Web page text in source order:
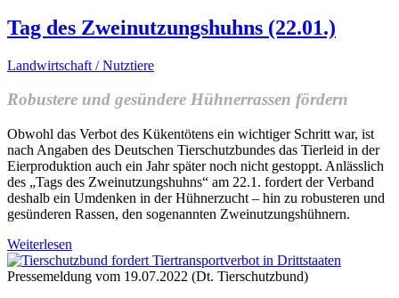
Tag des Zweinutzungshuhns (22.01.)
Landwirtschaft / Nutztiere
Robustere und gesündere Hühnerrassen fördern
Obwohl das Verbot des Kükentötens ein wichtiger Schritt war, ist
nach Angaben des Deutschen Tierschutzbundes das Tierleid in der
Eierproduktion auch ein Jahr später noch nicht gestoppt. Anlässlich
des „Tags des Zweinutzungshuhns“ am 22.1. fordert der Verband
deshalb ein Umdenken in der Hühnerzucht – hin zu robusteren und
gesünderen Rassen, den sogenannten Zweinutzungshühnern.
Weiterlesen
Pressemeldung vom 19.07.2022 (Dt. Tierschutzbund)